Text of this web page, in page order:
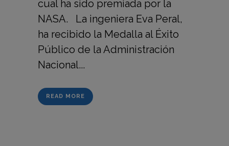
cual ha sido premiada por la
NASA. La ingeniera Eva Peral,
ha recibido la Medalla al Éxito
Público de la Administración
Nacional...
READ MORE